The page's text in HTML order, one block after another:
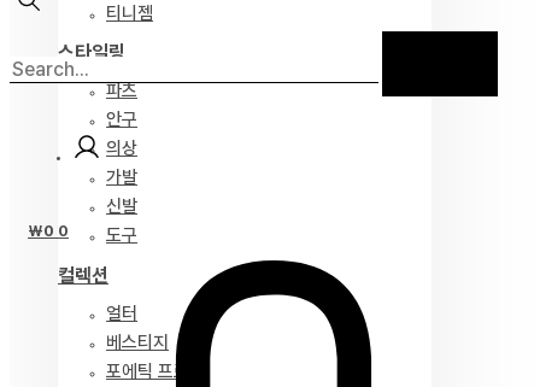
티니젬
스타일링
파츠
안구
의상
가발
신발
도구
컬렉션
얼터
베스티지
포에틱 프로즈
₩0 0